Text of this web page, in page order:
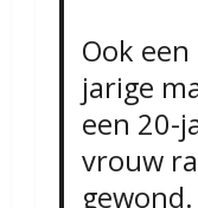
Ook een
jarige
een 20-
vrouw